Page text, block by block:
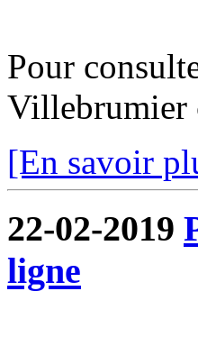
Pour
Villebrumier
[En savoir
22-02-2019
ligne